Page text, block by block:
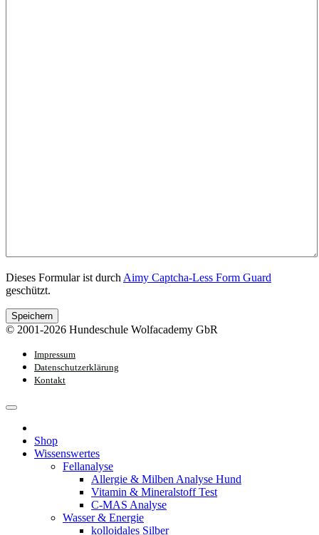
Dieses Formular ist durchAimy Captcha-Less Form Guard
geschützt.
Speichern
© 2001-2026 Hundeschule Wolfacademy GbR
Impressum
Datenschutzerklärung
Kontakt
Shop
Wissenswertes
Fellanalyse
Allergie & Milben Analyse Hund
Vitamin & Mineralstoff Test
C-MAS Analyse
Wasser & Energie
kolloidales Silber